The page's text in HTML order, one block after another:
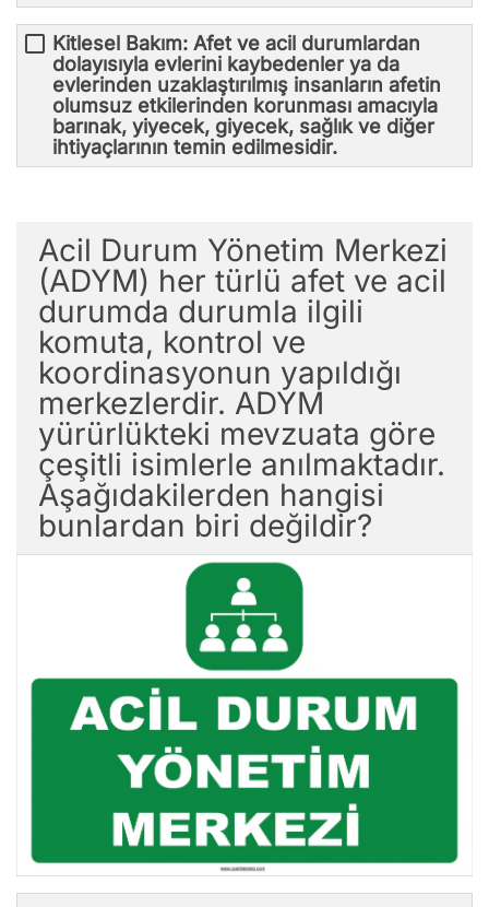
Kitlesel Bakım: Afet ve acil durumlardan
dolayısıyla evlerini kaybedenler ya da
evlerinden uzaklaştırılmış insanların afetin
olumsuz etkilerinden korunması amacıyla
barınak, yiyecek, giyecek, sağlık ve diğer
ihtiyaçlarının temin edilmesidir.
Acil Durum Yönetim Merkezi
(ADYM) her türlü afet ve acil
durumda durumla ilgili
komuta, kontrol ve
koordinasyonun yapıldığı
merkezlerdir. ADYM
yürürlükteki mevzuata göre
çeşitli isimlerle anılmaktadır.
Aşağıdakilerden hangisi
bunlardan biri değildir?